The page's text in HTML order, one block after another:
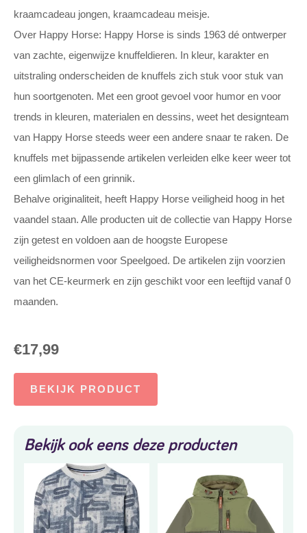
kraamcadeau jongen, kraamcadeau meisje.
Over Happy Horse: Happy Horse is sinds 1963 dé ontwerper
van zachte, eigenwijze knuffeldieren. In kleur, karakter en
uitstraling onderscheiden de knuffels zich stuk voor stuk van
hun soortgenoten. Met een groot gevoel voor humor en voor
trends in kleuren, materialen en dessins, weet het designteam
van Happy Horse steeds weer een andere snaar te raken. De
knuffels met bijpassende artikelen verleiden elke keer weer tot
een glimlach of een grinnik.
Behalve originaliteit, heeft Happy Horse veiligheid hoog in het
vaandel staan. Alle producten uit de collectie van Happy Horse
zijn getest en voldoen aan de hoogste Europese
veiligheidsnormen voor Speelgoed. De artikelen zijn voorzien
van het CE-keurmerk en zijn geschikt voor een leeftijd vanaf 0
maanden.
€17,99
BEKIJK PRODUCT
Bekijk ook eens deze producten